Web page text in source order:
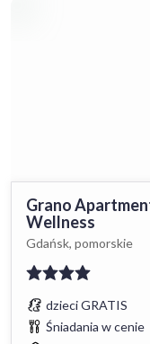
Grano
Wellness
Gdańsk, pomorskie
dzieci GRATIS
Śniadania w cenie